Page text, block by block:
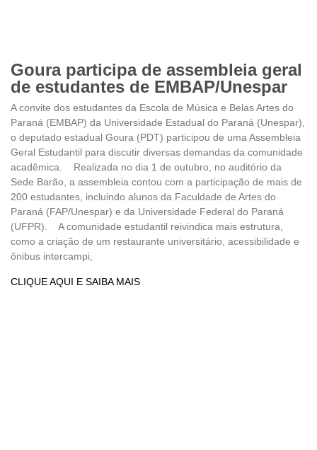
Goura participa de assembleia geral
de estudantes de EMBAP/Unespar
A convite dos estudantes da Escola de Música e Belas Artes do
Paraná (EMBAP) da Universidade Estadual do Paraná (Unespar),
o deputado estadual Goura (PDT) participou de uma Assembleia
Geral Estudantil para discutir diversas demandas da comunidade
acadêmica. Realizada no dia 1 de outubro, no auditório da
Sede Barão, a assembleia contou com a participação de mais de
200 estudantes, incluindo alunos da Faculdade de Artes do
Paraná (FAP/Unespar) e da Universidade Federal do Paraná
(UFPR). A comunidade estudantil reivindica mais estrutura,
como a criação de um restaurante universitário, acessibilidade e
ônibus intercampi,
CLIQUE AQUI E SAIBA MAIS